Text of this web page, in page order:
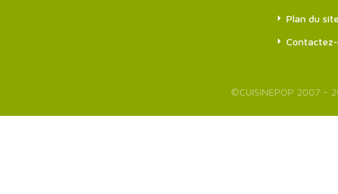
Plan du site
©CUISINEPOP 2007 -